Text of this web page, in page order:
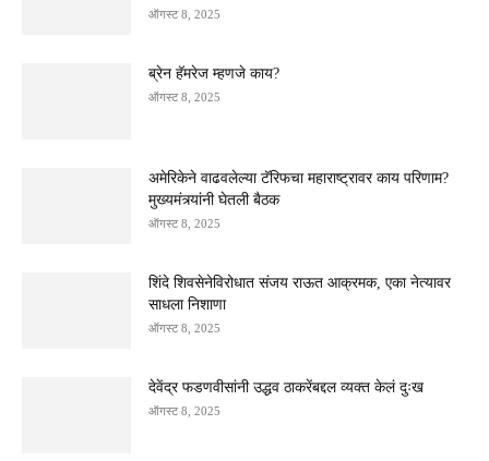
ऑगस्ट 8, 2025
ब्रेन हॅमरेज म्हणजे काय?
ऑगस्ट 8, 2025
अमेरिकेने वाढवलेल्या टॅरिफचा महाराष्ट्रावर काय परिणाम?
मुख्यमंत्र्यांनी घेतली बैठक
ऑगस्ट 8, 2025
शिंदे शिवसेनेविरोधात संजय राऊत आक्रमक, एका नेत्यावर
साधला निशाणा
ऑगस्ट 8, 2025
देवेंद्र फडणवीसांनी उद्धव ठाकरेंबद्दल व्यक्त केलं दुःख
ऑगस्ट 8, 2025